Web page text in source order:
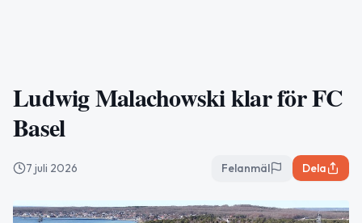
Ludwig Malachowski klar för FC
Basel
7 juli 2026 Felanmäl Dela